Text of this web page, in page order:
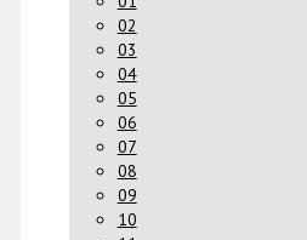
02
03
04
05
06
07
08
09
10